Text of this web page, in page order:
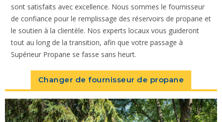
sont satisfaits avec excellence. Nous sommes le fournisseur
de confiance pour le remplissage des réservoirs de propane et
le soutien à la clientèle. Nos experts locaux vous guideront
tout au long de la transition, afin que votre passage à
Supérieur Propane se fasse sans heurt.
Changer de fournisseur de propane